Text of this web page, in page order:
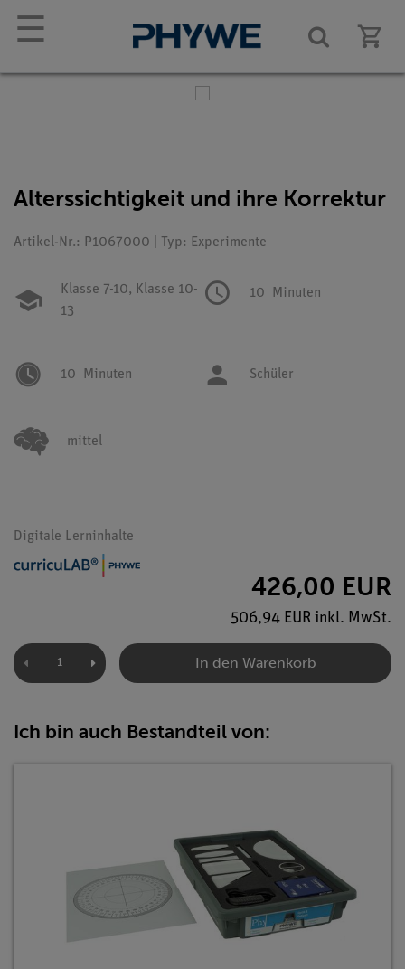
☰
Alterssichtigkeit und ihre Korrektur
Artikel-Nr.: P1067000 | Typ: Experimente
Klasse 7-10, Klasse 10-
13
10 Minuten
10 Minuten Schüler
mittel
Digitale Lerninhalte
426,00 EUR
506,94 EUR inkl. MwSt.
In den Warenkorb
Ich bin auch Bestandteil von: